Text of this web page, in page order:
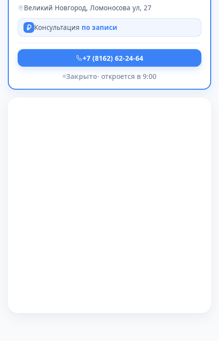
Великий Новгород, Ломоносова ул, 27
Консультация по записи
+7 (8162) 62-24-64
Закрыто· откроется в 9:00